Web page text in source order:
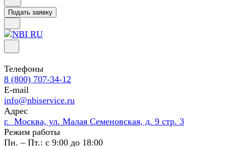
Подать заявку
Телефоны
8 (800) 707-34-12
E-mail
info@nbiservice.ru
Адрес
г. Москва, ул. Малая Семеновская, д. 9 стр. 3
Режим работы
Пн. – Пт.: с 9:00 до 18:00